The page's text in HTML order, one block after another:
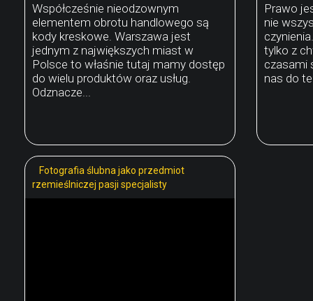
Współcześnie nieodzownym
elementem obrotu handlowego są
kody kreskowe. Warszawa jest
jednym z największych miast w
Polsce to właśnie tutaj mamy dostęp
do wielu produktów oraz usług.
Odznacze...
Prawo
nie
tylko z
czasami
nas do
Fotografia ślubna jako przedmiot
rzemieślniczej pasji specjalisty